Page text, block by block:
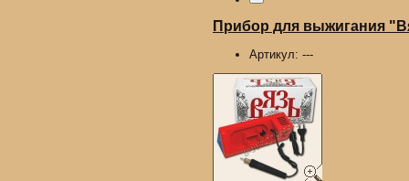
Прибор для выжигания
Артикул: ---